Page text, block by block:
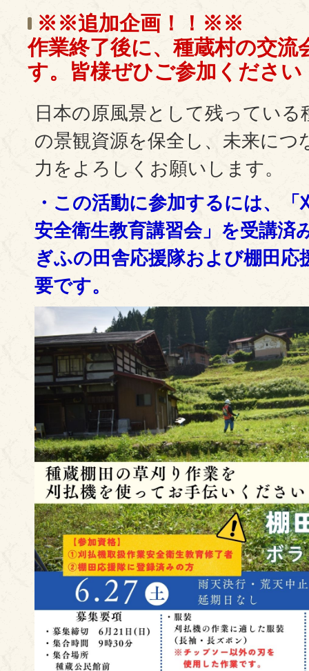
※※追加企画！！※※
作業終了後に、種蔵村の交流
す。皆様ぜひご参加ください
日本の原風景として残っている
の景観資源を保全し、未来につ
力をよろしくお願いします。
・この活動に参加するには、「
安全衛生教育講習会」を受講済
ぎふの田舎応援隊および棚田応
要です。